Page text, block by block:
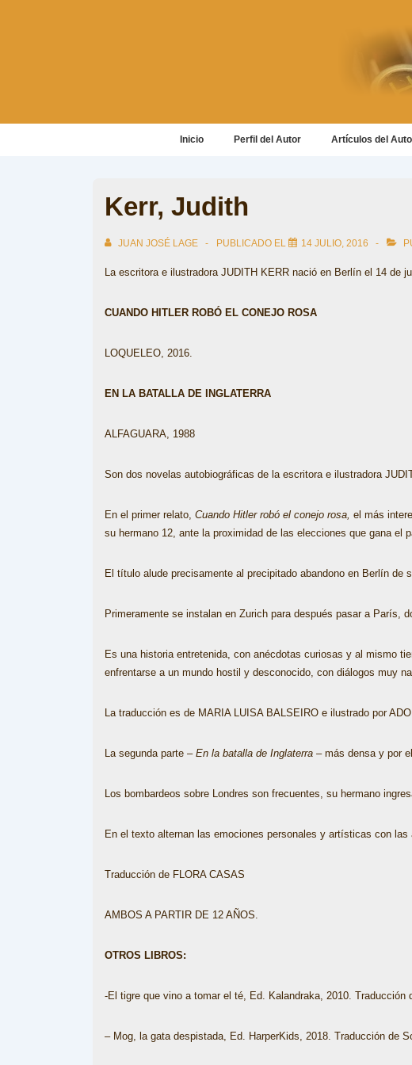
Navegación
Inicio Perfil del Autor Artículos del
Kerr, Judith
JUAN JOSÉ LAGE PUBLICADO EL 14 JULIO, 2016
La escritora e ilustradora JUDITH KERR nació en Berlín el 14 de
CUANDO HITLER ROBÓ EL CONEJO ROSA
LOQUELEO, 2016.
EN LA BATALLA DE INGLATERRA
ALFAGUARA, 1988
Son dos novelas autobiográficas de la escritora e ilustradora
En el primer relato, Cuando Hitler robó el conejo rosa, el más
su hermano 12, ante la proximidad de las elecciones que gana el
El título alude precisamente al precipitado abandono en Berlín de
Primeramente se instalan en Zurich para después pasar a París,
Es una historia entretenida, con anécdotas curiosas y al mismo
enfrentarse a un mundo hostil y desconocido, con diálogos muy
La traducción es de MARIA LUISA BALSEIRO e ilustrado por
La segunda parte – En la batalla de Inglaterra – más densa y por
Los bombardeos sobre Londres son frecuentes, su hermano
En el texto alternan las emociones personales y artísticas con
Traducción de FLORA CASAS
AMBOS A PARTIR DE 12 AÑOS.
OTROS LIBROS:
-El tigre que vino a tomar el té, Ed. Kalandraka, 2010.
– Mog, la gata despistada, Ed. HarperKids, 2018. Traducción de